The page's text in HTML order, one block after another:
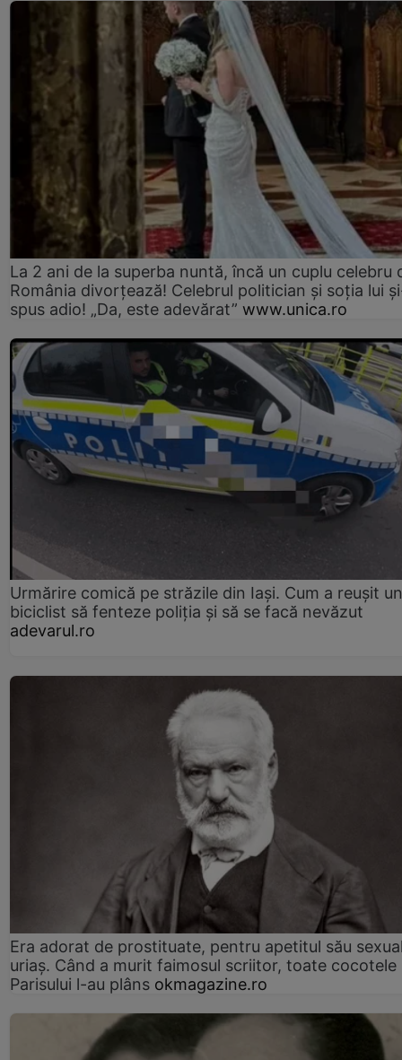
La 2 ani de la superba nuntă, încă un cuplu celebru
România divorțează! Celebrul politician și soția lui
spus adio! „Da, este adevărat” www.unica.ro
Urmărire comică pe străzile din Iași. Cum a reușit un
biciclist să fenteze poliția și să se facă nevăzut
adevarul.ro
Era adorat de prostituate, pentru apetitul său
uriaș. Când a murit faimosul scriitor, toate cocotele
Parisului l-au plâns okmagazine.ro